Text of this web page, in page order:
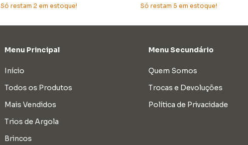
Só restam 2 em estoque!
Só restam 5 em estoque!
Menu Principal
Início
Todos os Produtos
Mais Vendidos
Trios de Argola
Brincos
Menu Secundário
Quem Somos
Trocas e Devoluções
Política de Privacidade